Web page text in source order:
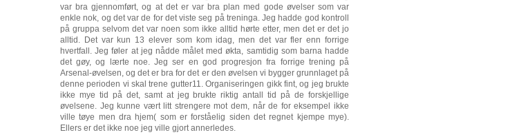
var bra gjennomført, og at det er var bra plan med gode øvelser som var
enkle nok, og det var de for det viste seg på treninga. Jeg hadde god kontroll
på gruppa selvom det var noen som ikke alltid hørte etter, men det er det jo
alltid. Det var kun 13 elever som kom idag, men det var fler enn forrige
hvertfall. Jeg føler at jeg nådde målet med økta, samtidig som barna hadde
det gøy, og lærte noe. Jeg ser en god progresjon fra forrige trening på
Arsenal-øvelsen, og det er bra for det er den øvelsen vi bygger grunnlaget på
denne perioden vi skal trene gutter11. Organiseringen gikk fint, og jeg brukte
ikke mye tid på det, samt at jeg brukte riktig antall tid på de forskjellige
øvelsene. Jeg kunne vært litt strengere mot dem, når de for eksempel ikke
ville tøye men dra hjem( som er forståelig siden det regnet kjempe mye).
Ellers er det ikke noe jeg ville gjort annerledes.